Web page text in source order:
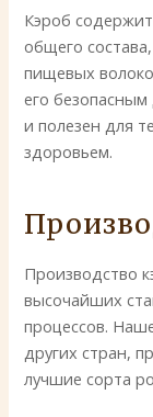
Кэроб
общего
пищевых
его
и полезен для
здоровьем.
Производство
высочайших
процессов.
других стран,
лучшие сорта